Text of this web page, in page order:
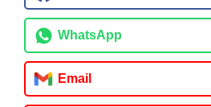
WhatsApp
Email